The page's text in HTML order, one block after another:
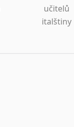
učitelů
italštiny